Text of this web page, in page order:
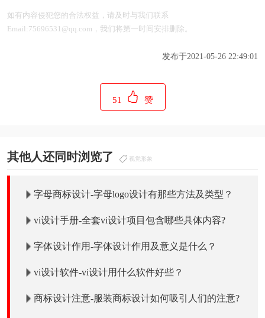
如有内容侵犯您的合法权益，请及时与我们联系
Email:75696531@qq.com，我们将第一时间安排删除。
发布于2021-05-26 22:49:01
51 赞
其他人还同时浏览了 视觉形象
字母商标设计-字母logo设计有那些方法及类型？
vi设计手册-全套vi设计项目包含哪些具体内容?
字体设计作用-字体设计作用及意义是什么？
vi设计软件-vi设计用什么软件好些？
商标设计注意-服装商标设计如何吸引人们的注意?